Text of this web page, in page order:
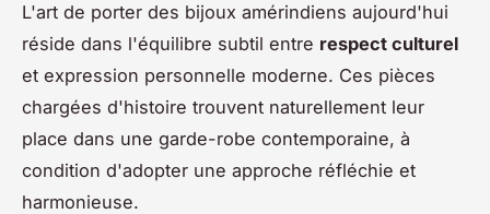
L'art de porter des bijoux amérindiens aujourd'hui
réside dans l'équilibre subtil entre respect culturel
et expression personnelle moderne. Ces pièces
chargées d'histoire trouvent naturellement leur
place dans une garde-robe contemporaine, à
condition d'adopter une approche réfléchie et
harmonieuse.